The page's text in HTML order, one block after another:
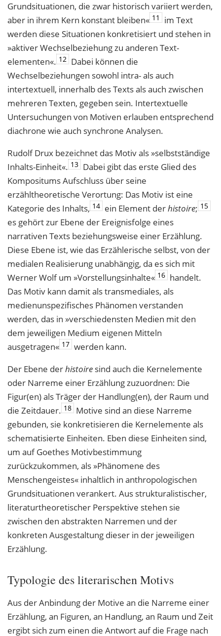
Grundsituationen, die zwar histo­risch variiert werden,
aber in ihrem Kern konstant bleiben« 11
im Text
werden diese Situationen konkretisiert und stehen in
»aktiver Wechselbeziehung zu anderen Text­
elementen«. 12 Dabei können die
Wechselbeziehungen sowohl intra- als auch
intertextuell, innerhalb des Texts als auch zwischen
mehreren Texten, gegeben sein. Intertextuelle
Untersuchungen von Motiven erlauben entsprechend
diachrone wie auch synchrone Analysen.
Rudolf Drux bezeichnet das Motiv als »selbstständige
Inhalts-Einheit«. 13 Dabei gibt das erste Glied des
Kompositums Aufschluss über seine
erzähltheoretische Verortung: Das Motiv ist eine
Kategorie des Inhalts, 14 ein Element derhistoire; 15
es gehört zur Ebene der Ereignisfolge eines
narrativen Texts beziehungsweise einer Erzählung.
Diese Ebene ist, wie das Erzählerische selbst, von der
medialen Realisierung unabhängig, da es sich mit
Werner Wolf um »Vorstellungsinhalte« 16 handelt.
Das Motiv kann damit als transmediales, als
medienunspezifisches Phänomen verstanden
werden, das in »verschiedensten Medien mit den
dem jeweiligen Medium eigenen Mitteln
ausgetragen« 17 werden kann.
Der Ebene derhistoire sind auch die Kernelemente
oder Narreme einer Erzählung zuzuordnen: Die
Figur(en) als Träger der Handlung(en), der Raum und
die Zeitdauer. 18 Motive sind an diese Narreme
gebunden, sie konkretisieren die Kernelemente als
schematisierte Einheiten. Eben diese Einheiten sind,
um auf Goethes Motivbestimmung
zurückzukommen, als »Phänomene des
Menschengeistes« inhaltlich in anthropologischen
Grundsituationen verankert. Aus strukturalistischer,
literaturtheoretischer Perspektive stehen sie
zwischen den abstrakten Narremen und der
konkreten Ausgestaltung dieser in der jeweiligen
Erzählung.
Typologie des literarischen Motivs
Aus der Anbindung der Motive an die Narreme einer
Erzählung, an Figuren, an Handlung, an Raum und Zeit
ergibt sich zum einen die Antwort auf die Frage nach